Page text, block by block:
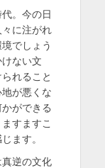
。今の日
に注がれ
でしょう
ない文
れること
が悪くな
ができる
すますこ
ます。
逆の文化